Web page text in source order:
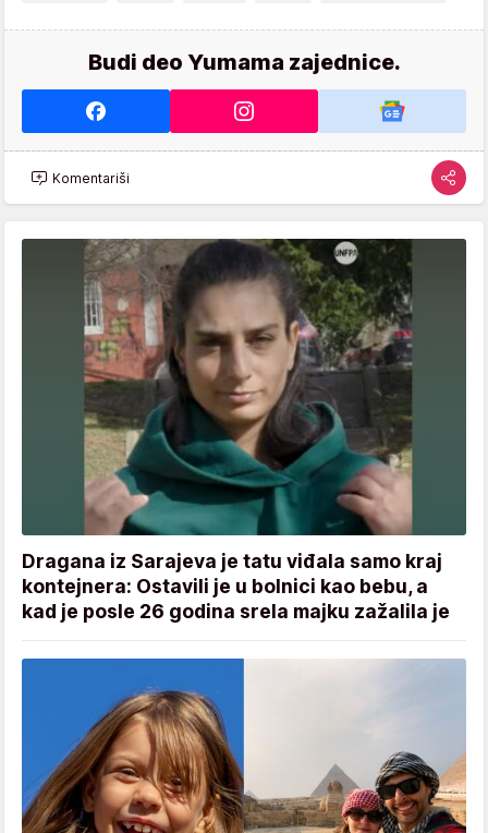
Budi deo Yumama zajednice.
Komentariši
Dragana iz Sarajeva je tatu viđala samo kraj
kontejnera: Ostavili je u bolnici kao bebu, a
kad je posle 26 godina srela majku zažalila je